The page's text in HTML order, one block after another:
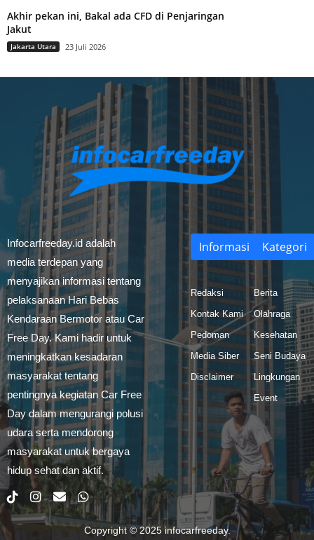
Akhir pekan ini, Bakal ada CFD di Penjaringan
Jakut
Jakarta Utara 23 Juli 2026
Infocarfreeday.id adalah
media terdepan yang
menyajikan informasi tentang
pelaksanaan Hari Bebas
Kendaraan Bermotor atau Car
Free Day. Kami hadir untuk
meningkatkan kesadaran
masyarakat tentang
pentingnya kegiatan Car Free
Day dalam mengurangi polusi
udara serta mendorong
masyarakat untuk bergaya
hidup sehat dan aktif.
Informasi
Redaksi
Kontak Kami
Pedoman
Media Siber
Disclaimer
Kategori
Berita
Olahraga
Kesehatan
Seni Budaya
Lingkungan
Event
Copyright © 2025infocarfreeday.